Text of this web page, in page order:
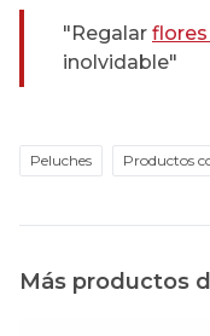
"Regalar
inolvidable"
Peluches Productos
Más productos